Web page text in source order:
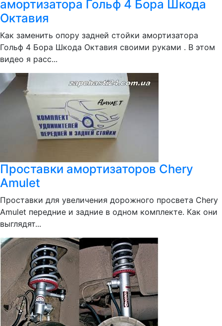
амортизатора Гольф 4 Бора Шкода
Октавия
Как заменить опору задней стойки амортизатора
Гольф 4 Бора Шкода Октавия своими руками . В этом
видео я расс...
Проставки амортизаторов Chery
Amulet
Проставки для увеличения дорожного просвета Chery
Amulet передние и задние в одном комплекте. Как они
выглядят...